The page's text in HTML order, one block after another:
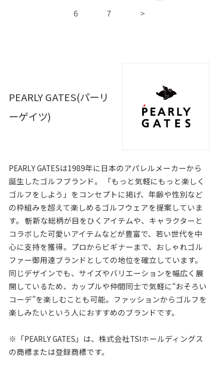
6 7
PEARLY GATES(パーリ
ーゲイツ)
PEARLY GATESは1989年に日本のアパレルメーカーから
誕生したゴルフブランド。 「もっと気軽にもっと楽しく
ゴルフをしよう」をコンセプトに掲げ、年齢や性別など
の枠組みを超えて楽しめるゴルフウェアを提案していま
す。 斬新な総柄が目をひくアイテムや、キャラクターと
コラボした可愛いアイテムなどが豊富で、若い世代を中
心に支持を獲得。プロからビギナーまで、おしゃれゴル
ファー御用達ブランドとしての地位を確立しています。
同じデザインでも、サイズやバリエーションを幅広く展
開しているため、カップルや仲間同士で気軽に“おそろい
コーデ”を楽しむことも可能。ファッションからゴルフを
楽しみたいという人におすすめのブランドです。
※「PEARLY GATES」は、株式会社TSIホールディングス
の商標または登録商標です。